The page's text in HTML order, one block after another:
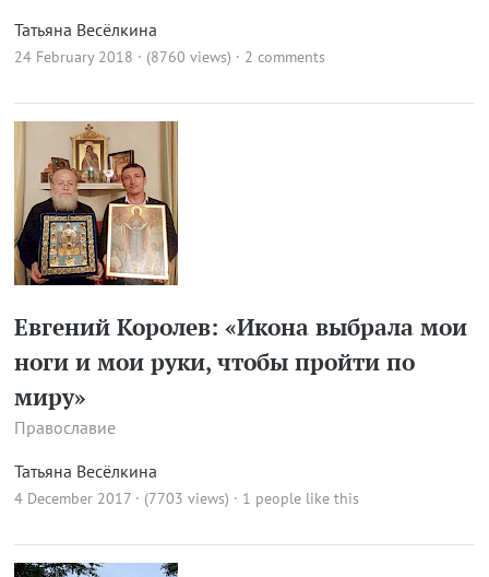
Татьяна Весёлкина
24 February 2018 · (8760 views) · 2 comments
Евгений Королев: «Икона выбрала мои
ноги и мои руки, чтобы пройти по
миру»
Православие
Татьяна Весёлкина
4 December 2017 · (7703 views) · 1 people like this